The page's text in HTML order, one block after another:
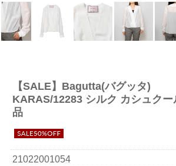
【SALE】 Bagutta(バグッタ)
KARAS/12283 シルク カシュク
品
21022001054